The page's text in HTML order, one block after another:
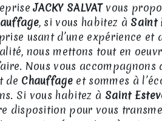
JACKY SALVATvous
, si vous habitez à Saint
usant d’une expérience et
nous mettons tout en
Nous vous accompagnons
de Chauffage et sommes à
Si vous habitez à Saint
disposition pour vous